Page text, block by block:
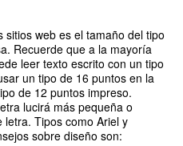
web es el tamaño del tipo
Recuerde que a la mayoría
leer texto escrito con un tipo
un tipo de 16 puntos en la
de 12 puntos impreso.
lucirá más pequeña o
Tipos como Ariel y
sobre diseño son: